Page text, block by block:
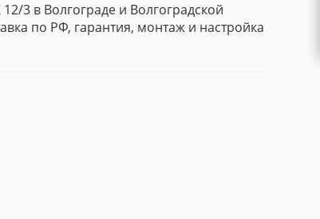
3 в Волгограде и Волгоградской
по РФ, гарантия, монтаж и настройка